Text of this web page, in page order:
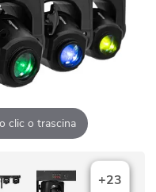
clic o trascina
+23